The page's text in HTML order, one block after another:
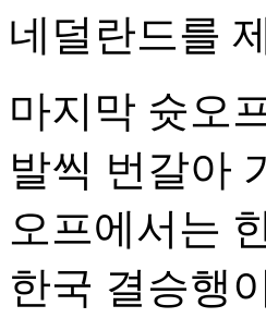
네덜란드를
마지막 슛오
발씩 번갈아
오프에서는
한국 결승행